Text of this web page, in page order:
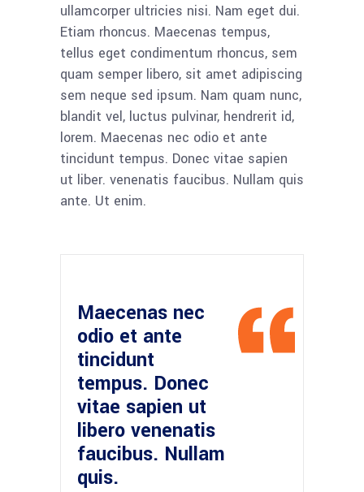
ullamcorper ultricies nisi. Nam eget dui.
Etiam rhoncus. Maecenas tempus,
tellus eget condimentum rhoncus, sem
quam semper libero, sit amet adipiscing
sem neque sed ipsum. Nam quam nunc,
blandit vel, luctus pulvinar, hendrerit id,
lorem. Maecenas nec odio et ante
tincidunt tempus. Donec vitae sapien
ut liber. venenatis faucibus. Nullam quis
ante. Ut enim.
Maecenas nec
odio et ante
tincidunt
tempus. Donec
vitae sapien ut
libero venenatis
faucibus. Nullam
quis.